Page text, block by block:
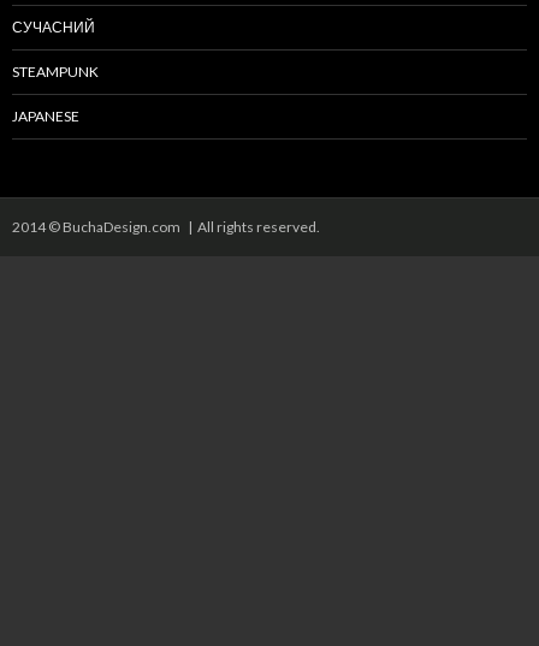
СУЧАСНИЙ
STEAMPUNK
JAPANESE
2014 © BuchaDesign.com | All rights reserved.